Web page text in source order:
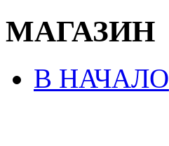
МАГАЗИН
В НАЧАЛО